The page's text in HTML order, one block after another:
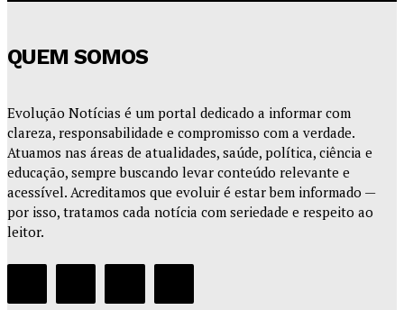
QUEM SOMOS
Evolução Notícias é um portal dedicado a informar com
clareza, responsabilidade e compromisso com a verdade.
Atuamos nas áreas de atualidades, saúde, política, ciência e
educação, sempre buscando levar conteúdo relevante e
acessível. Acreditamos que evoluir é estar bem informado —
por isso, tratamos cada notícia com seriedade e respeito ao
leitor.